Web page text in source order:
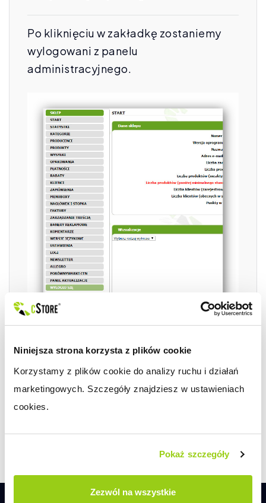
Niniejsza strona korzysta z plików cookie
Korzystamy z plików cookie do analizy ruchu i działań
marketingowych. Szczegóły znajdziesz w ustawieniach
cookies.
Pokaż szczegóły
Zezwól na wszystkie
Po kliknięciu w zakładkę zostaniemy
wylogowani z panelu
administracyjnego.
Zdjęcie 1.Lokalizacja zakładki w
panelu administracyjnym.